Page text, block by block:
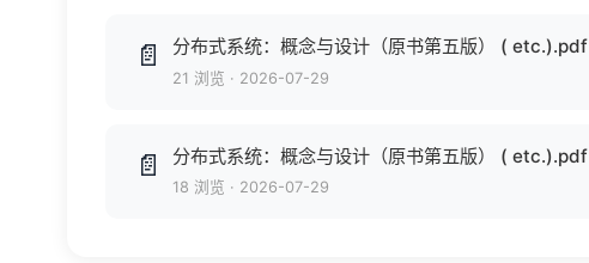
📄 分布式系统：概念与设计（原书第五版） ( etc.).pdf
21 浏览 · 2026-07-29
📄 分布式系统：概念与设计（原书第五版） ( etc.).pdf
18 浏览 · 2026-07-29